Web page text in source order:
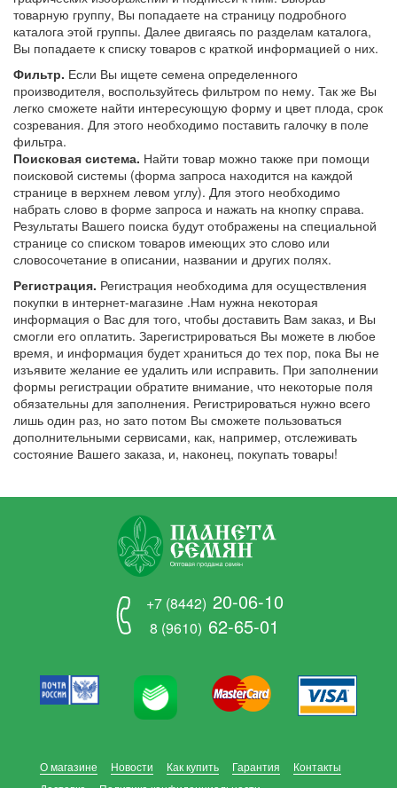
товарную группу, Вы попадаете на страницу подробного
каталога этой группы. Далее двигаясь по разделам каталога,
Вы попадаете к списку товаров с краткой информацией о них.
Фильтр. Если Вы ищете семена определенного
производителя, воспользуйтесь фильтром по нему. Так же Вы
легко сможете найти интересующую форму и цвет плода, срок
созревания. Для этого необходимо поставить галочку в поле
фильтра.
Поисковая система. Найти товар можно также при помощи
поисковой системы (форма запроса находится на каждой
странице в верхнем левом углу). Для этого необходимо
набрать слово в форме запроса и нажать на кнопку справа.
Результаты Вашего поиска будут отображены на специальной
странице со списком товаров имеющих это слово или
словосочетание в описании, названии и других полях.
Регистрация. Регистрация необходима для осуществления
покупки в интернет-магазине .Нам нужна некоторая
информация о Вас для того, чтобы доставить Вам заказ, и Вы
смогли его оплатить. Зарегистрироваться Вы можете в любое
время, и информация будет храниться до тех пор, пока Вы не
изъявите желание ее удалить или исправить. При заполнении
формы регистрации обратите внимание, что некоторые поля
обязательны для заполнения. Регистрироваться нужно всего
лишь один раз, но зато потом Вы сможете пользоваться
дополнительными сервисами, как, например, отслеживать
состояние Вашего заказа, и, наконец, покупать товары!
+7 (8442) 20-06-10
8 (9610) 62-65-01
О магазине Новости Как купить Гарантия
Контакты